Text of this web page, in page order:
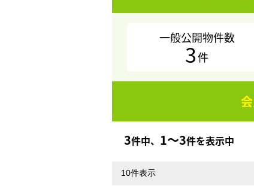
一般公開物件数
3件
3件中、 1〜3件を表示中